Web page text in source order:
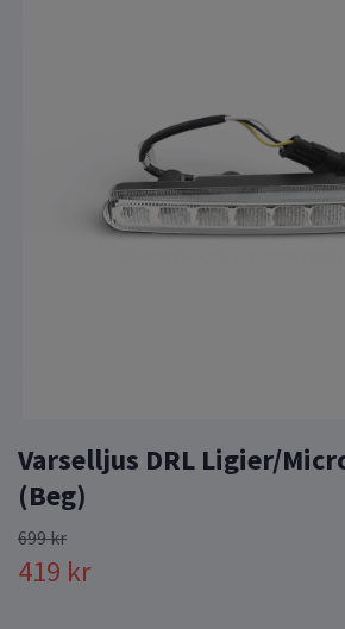
Varselljus DRL Ligier/
(Beg)
699 kr
419 kr